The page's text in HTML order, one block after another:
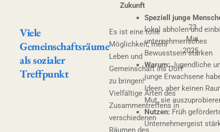
Zukunft
Speziell junge
lokal abholen und
unternehmerisches
Bewusstsein stärken
Warum:Jugendliche
junge Erwachsene
Ideen, aber keinen
Mut, sie
Nutzen:Früh
Unternehmergeist
Viele
Gemeinschaftsräume
als sozialer
Treffpunkt
Es ist eine tolle
Möglichkeit, mehr
Leben und
Gemeinschaft ins Dorf
zu bringen!
Vielfältige Arten des
Zusammentreffens in
verschiedenen
Räumen des
23.
Mai
2025